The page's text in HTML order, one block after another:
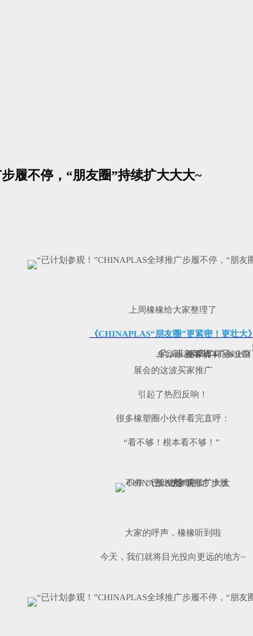
履不停，“朋友圈”持续扩大大大~
上周橡橡给大家整理了
《CHINAPLAS“朋友圈”更紧密！更壮大》
展会的这波买家推广
引起了热烈反响！
很多橡塑圈小伙伴看完直呼：
“看不够！根本看不够！”
大家的呼声，橡橡听到啦
今天，我们就将目光投向更远的地方~